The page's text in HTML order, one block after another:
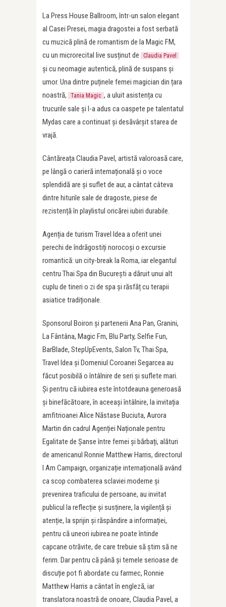
La Press House Ballroom, într-un salon elegant
al Casei Presei, magia dragostei a fost serbată
cu muzică plină de romantism de la Magic FM,
cu un microrecital live susținut de
Claudia Pavel
și cu neomagie autentică, plină de suspans și
umor. Una dintre puținele femei magician din țara
noastră,
Tania Magic , a uluit asistența cu
trucurile sale și l-a adus ca oaspete pe talentatul
Mydas care a continuat și desăvârșit starea de
vrajă.
Cântăreața Claudia Pavel, artistă valoroasă care,
pe lângă o carieră internațională și o voce
splendidă are și suflet de aur, a cântat câteva
dintre hiturile sale de dragoste, piese de
rezistență în playlistul oricărei iubiri durabile.
Agenția de turism Travel Idea a oferit unei
perechi de îndrăgostiți norocoși o excursie
romantică: un city-break la Roma, iar elegantul
centru Thai Spa din București a dăruit unui alt
cuplu de tineri o zi de spa și răsfăț cu terapii
asiatice tradiționale.
Sponsorul Boiron și partenerii Ana Pan, Granini,
La Fântâna, Magic Fm, Blu Party, Selfie Fun,
BarBlade, StepUpEvents, Salon Tv, Thai Spa,
Travel Idea și Domeniul Coroanei Segarcea au
făcut posibilă o întâlnire de seri și suflete mari.
Și pentru că iubirea este întotdeauna generoasă
și binefăcătoare, în aceeași întâlnire, la invitația
amfitrioanei Alice Năstase Buciuta, Aurora
Martin din cadrul Agenției Naționale pentru
Egalitate de Șanse între femei și bărbați, alături
de americanul Ronnie Matthew Harris, directorul
I Am Campaign, organizație internațională având
ca scop combaterea sclaviei moderne și
prevenirea traficului de persoane, au invitat
publicul la reflecție și susținere, la vigilență și
atenție, la sprijin și răspândire a informației,
pentru că uneori iubirea ne poate întinde
capcane otrăvite, de care trebuie să știm să ne
ferim. Dar pentru că până și temele serioase de
discuție pot fi abordate cu farmec, Ronnie
Matthew Harris a cântat în engleză, iar
translatora noastră de onoare, Claudia Pavel, a